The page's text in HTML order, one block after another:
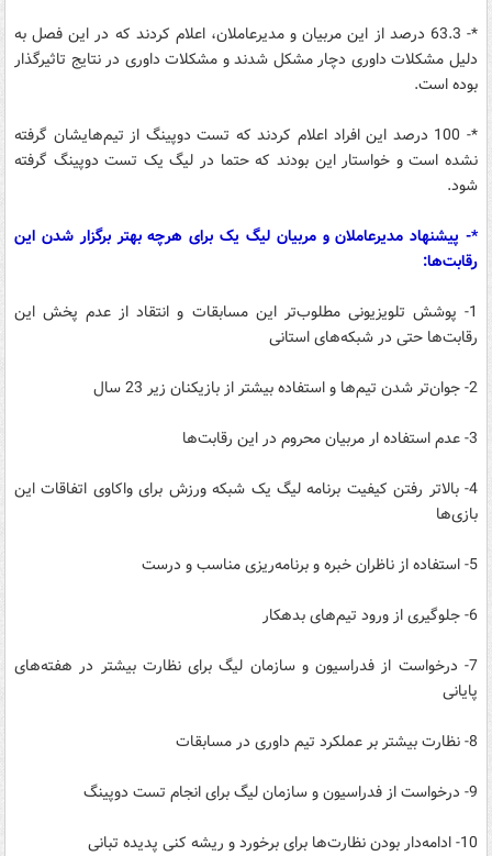
*- 63.3 درصد از این مربیان و مدیرعاملان، اعلام کردند که در این فصل به
دلیل مشکلات داوری دچار مشکل شدند و مشکلات داوری در نتایج تاثیرگذار
بوده است.
*- 100 درصد این افراد اعلام کردند که تست دوپینگ از تیم‌هایشان گرفته
نشده است و خواستار این بودند که حتما در لیگ یک تست دوپینگ گرفته
شود.
*- پیشنهاد مدیرعاملان و مربیان لیگ یک برای هرچه بهتر برگزار شدن این
رقابت‌ها:
1- پوشش تلویزیونی مطلوب‌تر این مسابقات و انتقاد از عدم پخش این
رقابت‌ها حتی در شبکه‌های استانی
2- جوان‌تر شدن تیم‌ها و استفاده بیشتر از بازیکنان زیر 23 سال
3- عدم استفاده ار مربیان محروم در این رقابت‌ها
4- بالاتر رفتن کیفیت برنامه لیگ یک شبکه ورزش برای واکاوی اتفاقات این
بازی‌ها
5- استفاده از ناظران خبره و برنامه‌ریزی مناسب و درست
6- جلوگیری از ورود تیم‌های بدهکار
7- درخواست از فدراسیون و سازمان لیگ برای نظارت بیشتر در هفته‌های
پایانی
8- نظارت بیشتر بر عملکرد تیم داوری در مسابقات
9- درخواست از فدراسیون و سازمان لیگ برای انجام تست دوپینگ
10- ادامه‌دار بودن نظارت‌ها برای برخورد و ریشه کنی پدیده تبانی